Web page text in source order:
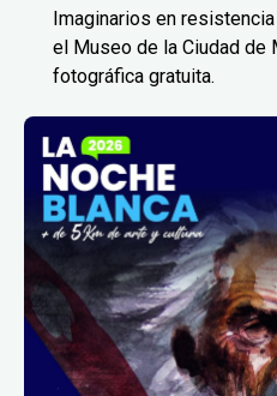
Imaginarios en
el Museo de la Ciudad de
fotográfica gratuita.